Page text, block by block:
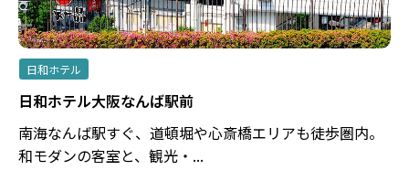
日和ホテル
日和ホテル大阪なんば駅前
南海なんば駅すぐ、道頓堀や心斎橋エリアも徒歩圏内。
和モダンの客室と、観光・...